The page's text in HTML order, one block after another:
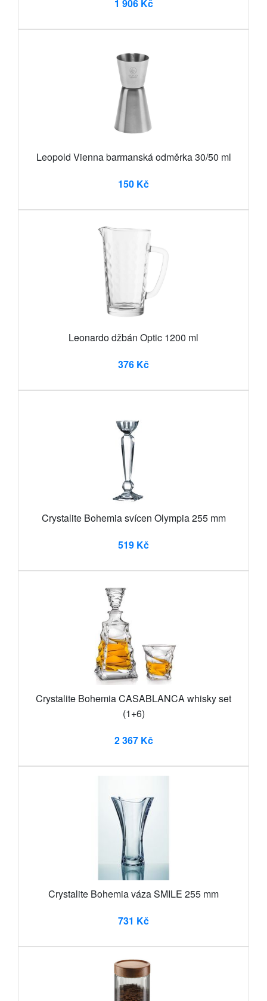
1 906 Kč
Leopold Vienna barmanská odměrka 30/50 ml
150 Kč
Leonardo džbán Optic 1200 ml
376 Kč
Crystalite Bohemia svícen Olympia 255 mm
519 Kč
Crystalite Bohemia CASABLANCA whisky set
(1+6)
2 367 Kč
Crystalite Bohemia váza SMILE 255 mm
731 Kč